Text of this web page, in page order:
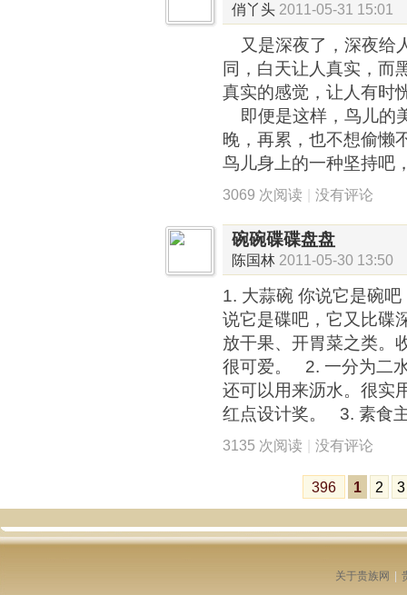
俏丫头 2011-05-31 15:01
又是深夜了，深夜给
同，白天让人真实，而
真实的感觉，让人有
即便是这样，鸟儿的
晚，再累，也不想偷
鸟儿身上的一种坚持吧
3069 次阅读 | 没有评论
碗碗碟碟盘盘
陈国林 2011-05-30 13:50
1. 大蒜碗 你说它是碗
说它是碟吧，它又比碟
放干果、开胃菜之类。
很可爱。 2. 一分为二
还可以用来沥水。很实
红点设计奖。 3. 素食
3135 次阅读 | 没有评论
396 1 2 3
关于贵族网